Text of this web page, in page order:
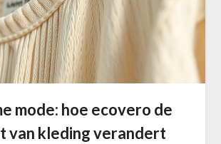
mode: hoe ecovero de
van kleding verandert